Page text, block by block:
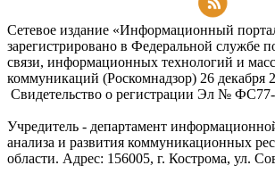
Сетевое издание «Информационный
зарегистрировано в Федеральной службе
связи, информационных технологий и
коммуникаций (Роскомнадзор) 26 декабря
Свидетельство о регистрации Эл №
Учредитель - департамент
анализа и развития коммуникационных
области. Адрес: 156005, г. Кострома, ул.